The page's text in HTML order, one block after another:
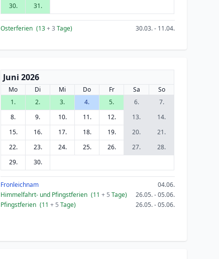
30.
31.
Osterferien (13+ 3 Tage) 30.03. - 11.04.
Juni 2026
Mo Di Mi Do Fr Sa
So
1.
2. 3. 4. 5. 6.
7.
8.
9. 10. 11. 12. 13.
14.
15.
16. 17. 18. 19. 20.
21.
22.
23. 24. 25. 26. 27.
28.
29.
30.
Fronleichnam
04.06.
Himmelfahrt- und Pfingstferien (11+ 5 Tage)
26.05. - 05.06.
Pfingstferien (11+ 5 Tage) 26.05. - 05.06.